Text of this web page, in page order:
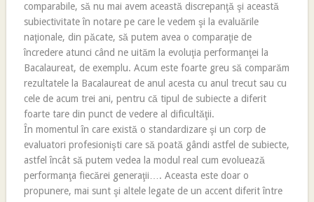
comparabile, să nu mai avem această discrepanţă şi această
subiectivitate în notare pe care le vedem şi la evaluările
naţionale, din păcate, să putem avea o comparaţie de
încredere atunci când ne uităm la evoluţia performanţei la
Bacalaureat, de exemplu. Acum este foarte greu să comparăm
rezultatele la Bacalaureat de anul acesta cu anul trecut sau cu
cele de acum trei ani, pentru că tipul de subiecte a diferit
foarte tare din punct de vedere al dificultăţii.
În momentul în care există o standardizare şi un corp de
evaluatori profesionişti care să poată gândi astfel de subiecte,
astfel încât să putem vedea la modul real cum evoluează
performanţa fiecărei generaţii…. Aceasta este doar o
propunere, mai sunt şi altele legate de un accent diferit între